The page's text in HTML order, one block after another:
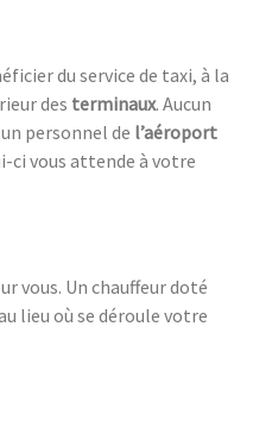
du service de taxi, à la
des terminaux. Aucun
personnel de l’aéroport
ci vous attende à votre
vous. Un chauffeur doté
lieu où se déroule votre